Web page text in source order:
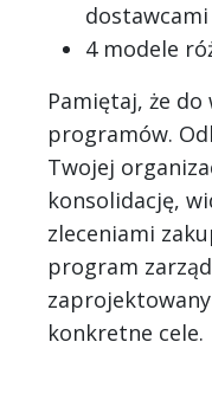
dostawcami
4 modele
Pamiętaj, że
programów.
Twojej
konsolidację,
zleceniami
program
konkretne cele.